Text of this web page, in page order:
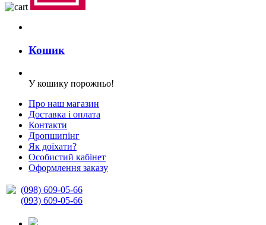
Кошик
У кошику порожньо!
Про наш магазин
Доставка і оплата
Контакти
Дропшипінг
Як доїхати?
Особистий кабінет
Оформлення заказу
(098) 609-05-66
(093) 609-05-66